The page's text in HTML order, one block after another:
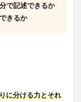
で記述できるか
きるか
に分ける力とそれ